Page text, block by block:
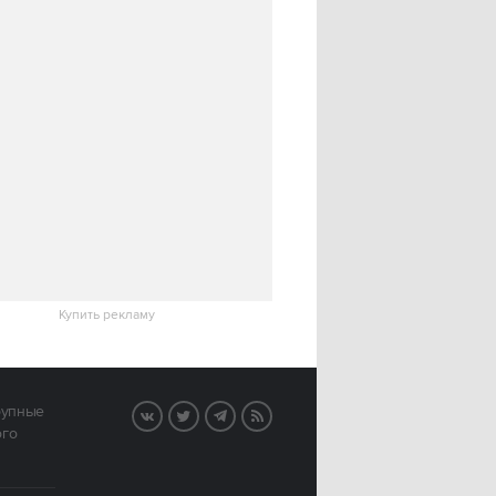
Купить рекламу
VK TwitterTelegram
RSS